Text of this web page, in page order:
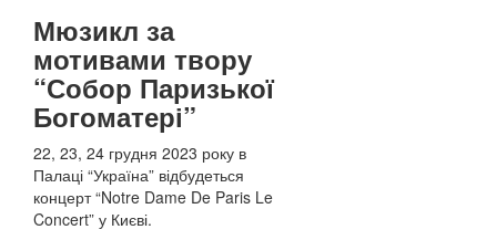
Мюзикл за
мотивами твору
“Собор Паризької
Богоматері”
22, 23, 24 грудня 2023 року в
Палаці “Україна” відбудеться
концерт “Notre Dame De Paris Le
Concert” у Києві.